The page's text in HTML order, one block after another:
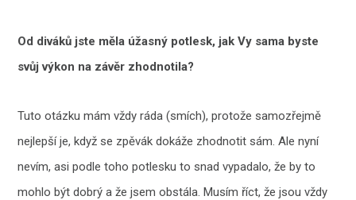
Od diváků jste měla úžasný potlesk, jak Vy sama byste
svůj výkon na závěr zhodnotila?
Tuto otázku mám vždy ráda (smích), protože samozřejmě
nejlepší je, když se zpěvák dokáže zhodnotit sám. Ale nyní
nevím, asi podle toho potlesku to snad vypadalo, že by to
mohlo být dobrý a že jsem obstála. Musím říct, že jsou vždy